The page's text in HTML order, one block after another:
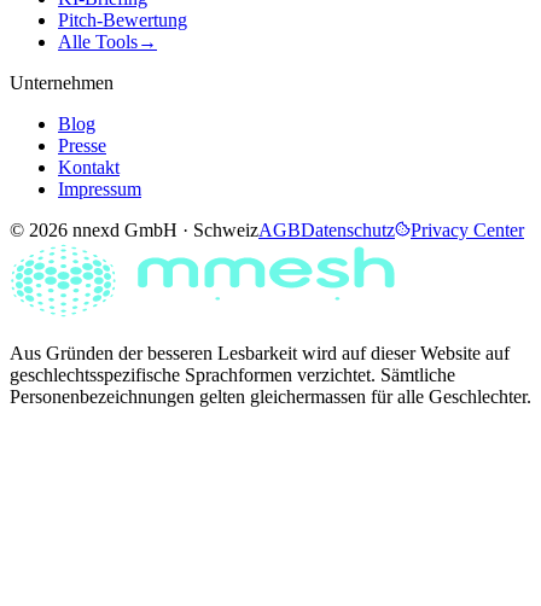
Pitch-Bewertung
Alle Tools→
Unternehmen
Blog
Presse
Kontakt
Impressum
© 2026 nnexd GmbH · SchweizAGBDatenschutz Privacy Center
Aus Gründen der besseren Lesbarkeit wird auf dieser Website auf
geschlechtsspezifische Sprachformen verzichtet. Sämtliche
Personenbezeichnungen gelten gleichermassen für alle Geschlechter.